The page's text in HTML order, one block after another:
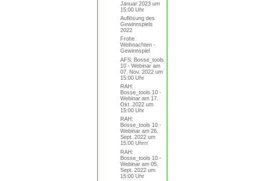
Januar 2023 um
15:00 Uhr
Auflösung des
Gewinnspiels
2022
Frohe
Weihnachten -
Gewinnspiel
AFS: Bosse_tools
10 - Webinar am
07. Nov. 2022 um
15:00 Uhr
RAH:
Bosse_tools 10 -
Webinar am 17.
Okt. 2022 um
15:00 Uhr
RAH:
Bosse_tools 10 -
Webinar am 26.
Sept. 2022 um
15:00 Uhrrr
RAH:
Bosse_tools 10 -
Webinar am 05.
Sept. 2022 um
15:00 Uhr